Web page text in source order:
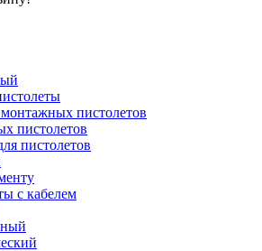
пистолетов
пистолетов
пистолетов
с кабелем